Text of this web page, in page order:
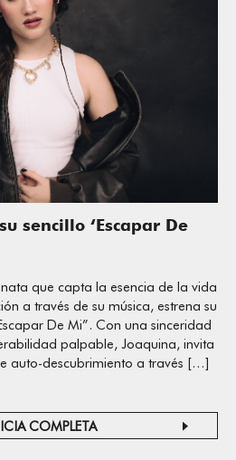
sencillo ‘Escapar De
que capta la esencia de la vida
a través de su música, estrena su
De Mi”. Con una sinceridad
palpable, Joaquina, invita
auto-descubrimiento a través […]
COMPLETA